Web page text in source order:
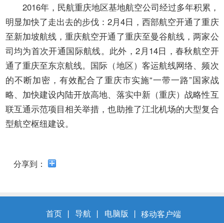
2016年，民航重庆地区基地航空公司经过多年积累，
明显加快了走出去的步伐：2月4日，西部航空开通了重庆
至新加坡航线，重庆航空开通了重庆至曼谷航线，两家公
司均为首次开通国际航线。此外，2月14日，春秋航空开
通了重庆至东京航线。国际（地区）客运航线网络、频次
的不断加密，有效配合了重庆市实施“一带一路”国家战
略、加快建设内陆开放高地、落实中新（重庆）战略性互
联互通示范项目相关举措，也助推了江北机场的大型复合
型航空枢纽建设。
分享到：
首页 丨 导航 丨 电脑版 丨 移动客户端
盲
模
式